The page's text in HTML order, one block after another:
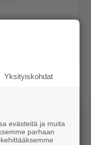
harmaa
Yksityiskohdat
evästeitä ja muita
parhaan